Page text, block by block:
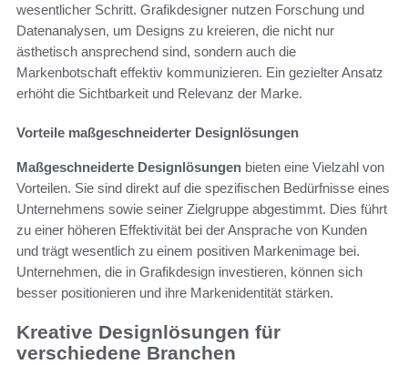
wesentlicher Schritt. Grafikdesigner nutzen Forschung und
Datenanalysen, um Designs zu kreieren, die nicht nur
ästhetisch ansprechend sind, sondern auch die
Markenbotschaft effektiv kommunizieren. Ein gezielter Ansatz
erhöht die Sichtbarkeit und Relevanz der Marke.
Vorteile maßgeschneiderter Designlösungen
Maßgeschneiderte Designlösungen bieten eine Vielzahl von
Vorteilen. Sie sind direkt auf die spezifischen Bedürfnisse eines
Unternehmens sowie seiner Zielgruppe abgestimmt. Dies führt
zu einer höheren Effektivität bei der Ansprache von Kunden
und trägt wesentlich zu einem positiven Markenimage bei.
Unternehmen, die in Grafikdesign investieren, können sich
besser positionieren und ihre Markenidentität stärken.
Kreative Designlösungen für
verschiedene Branchen